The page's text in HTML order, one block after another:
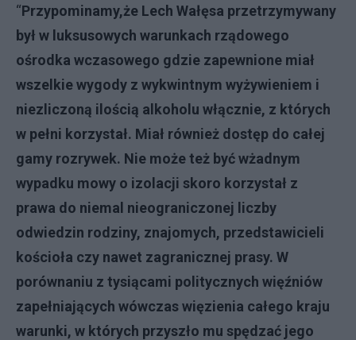
“Przypominamy,że Lech Wałęsa przetrzymywany
był w luksusowych warunkach rządowego
ośrodka wczasowego gdzie zapewnione miał
wszelkie wygody z wykwintnym wyżywieniem i
niezliczoną ilością alkoholu włącznie, z których
w pełni korzystał. Miał również dostęp do całej
gamy rozrywek. Nie może też byćwżadnym
wypadku mowy o izolacji skoro korzystał z
prawa do niemal nieograniczonej liczby
odwiedzin rodziny, znajomych, przedstawicieli
kościoła czy nawet zagranicznej prasy. W
porównaniu z tysiącami politycznych więźniów
zapełniających wówczas więzienia całego kraju
warunki, w których przyszło mu spędzać jego